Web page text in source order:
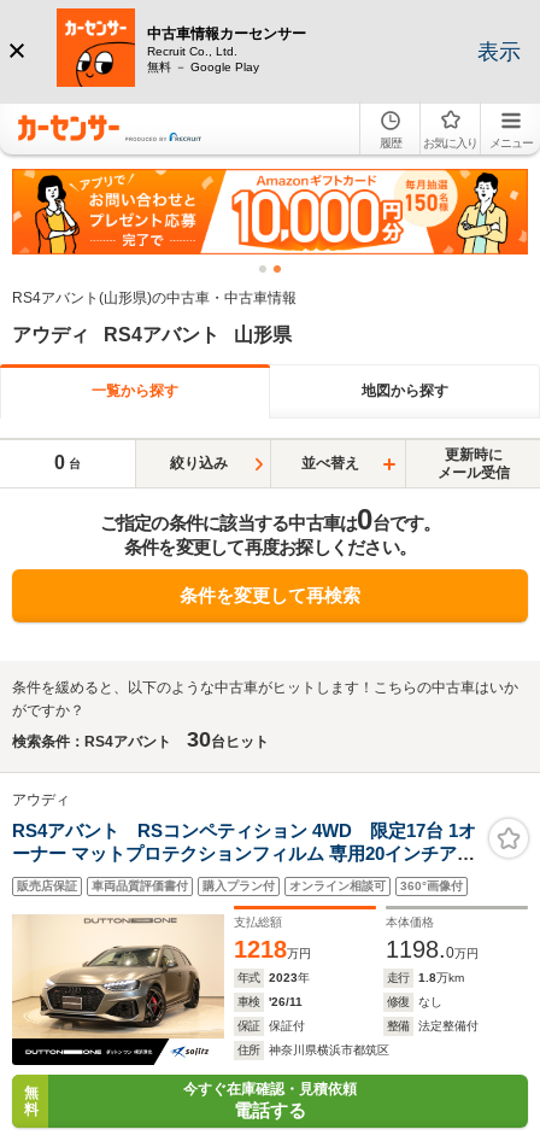
中古車情報カーセンサー
Recruit Co., Ltd.
無料 － Google Play
表示
履歴 お気に入り メニュー
RS4アバント(山形県)の中古車・中古車情報
アウディ RS4アバント 山形県
一覧から探す 地図から探す
0 台 絞り込み 並べ替え
更新時に
メール受信
ご指定の条件に該当する中古車は0台です。
条件を変更して再度お探しください。
条件を変更して再検索
条件を緩めると、以下のような中古車がヒットします！こちらの中古車はいか
がですか？
検索条件：RS4アバント
30台ヒット
アウディ
RS4アバント RSコンペティション 4WD 限定17台 1オ
ーナー マットプロテクションフィルム 専用20インチアル
ミホイール マットカーボンエクステリアパッケージ コン
フォートパッケージ ブラックAudiRings RSスポーツエキ
ゾーストプラス シートヒーター
販売店保証 車両品質評価書付 購入プラン付 オンライン相談可 360°画像付
支払総額
1218万円
本体価格
1198.0万円
年式
2023年 走行 1.8万km
車検
'26/11 修復
なし
保証
保証付 整備
法定整備付
住所
神奈川県横浜市都筑区
無
料
今すぐ在庫確認・見積依頼
電話する